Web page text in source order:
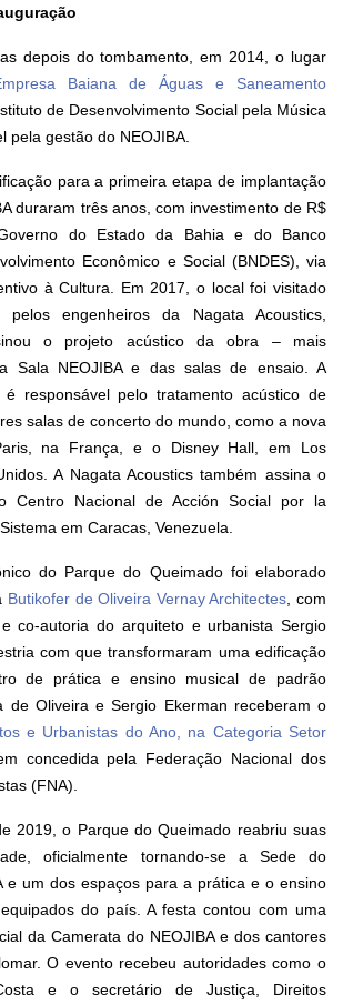
depois do tombamento, em 2014, o lugar
Baiana de Águas e Saneamento
de Desenvolvimento Social pela Música
pela gestão do NEOJIBA.
para a primeira etapa de implantação
duraram três anos, com investimento de R$
do Estado da Bahia e do Banco
Econômico e Social (BNDES), via
à Cultura. Em 2017, o local foi visitado
engenheiros da Nagata Acoustics,
o projeto acústico da obra – mais
Sala NEOJIBA e das salas de ensaio. A
é responsável pelo tratamento acústico de
salas de concerto do mundo, como a nova
na França, e o Disney Hall, em Los
A Nagata Acoustics também assina o
Centro Nacional de Acción Social por la
em Caracas, Venezuela.
do Parque do Queimado foi elaborado
Butikofer de Oliveira Vernay Architectes , com
co-autoria do arquiteto e urbanista Sergio
com que transformaram uma edificação
de prática e ensino musical de padrão
de Oliveira e Sergio Ekerman receberam o
e Urbanistas do Ano, na Categoria Setor
concedida pela Federação Nacional dos
(FNA).
2019, o Parque do Queimado reabriu suas
oficialmente tornando-se a Sede do
e um dos espaços para a prática e o ensino
do país. A festa contou com uma
da Camerata do NEOJIBA e dos cantores
O evento recebeu autoridades como o
e o secretário de Justiça, Direitos